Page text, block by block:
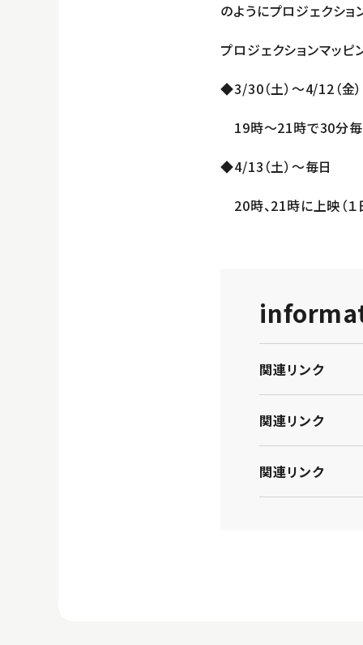
のようにプロジェクシ
プロジェクションマッピ
◆3/30（土）～4/12（金）
19時～21時で30分毎
◆4/13（土）～毎日
20時、21時に上映（１
関連リンク
関連リンク
関連リンク